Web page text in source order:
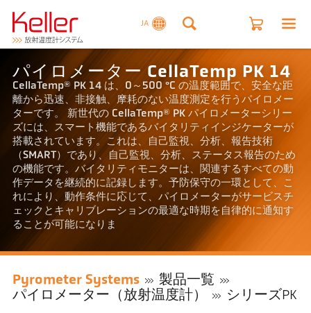
JA
パイロメーター CellaTemp PK 14
CellaTemp® PK 14 は、0～500 °C の温度範囲で、安全な距
離から迅速、非接触、摩耗のない温度測定を行うパイロメー
ターです。 新世代の CellaTemp® PK パイロメーターシリー
ズには、スマート機能であるバイタリティインジケーターが
搭載されています。これは、自己監視、分析、報告技術
（SMART）であり、自己監視、分析、ステータス報告のため
の機能です。バイタリティモニターは、関連するすべての動
作データを継続的に記録します。予防保守の一環として、こ
れにより、動作条件に応じて、パイロメーターがサービスチ
ェックとキャリブレーションの最適な時期を自律的に通知す
ることが可能になりま
Pyrometer Systems
製品一覧
パイロメーター（放射温度計）
シリーズPK